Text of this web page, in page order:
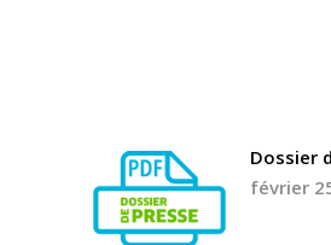
Dossier
février